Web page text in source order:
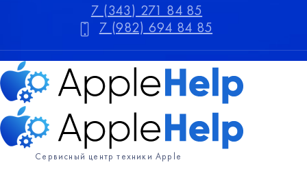
7 (343) 271 84 85
7 (982) 694 84 85
Сервисный центр техники Apple